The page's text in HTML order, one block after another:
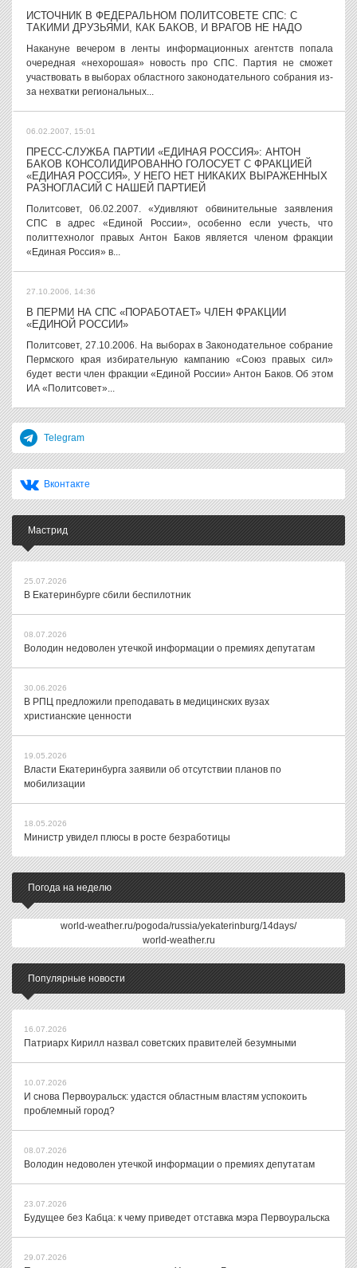
ИСТОЧНИК В ФЕДЕРАЛЬНОМ ПОЛИТСОВЕТЕ СПС: С
ТАКИМИ ДРУЗЬЯМИ, КАК БАКОВ, И ВРАГОВ НЕ НАДО
Накануне вечером в ленты информационных агентств попала
очередная «нехорошая» новость про СПС. Партия не сможет
участвовать в выборах областного законодательного собрания из-
за нехватки региональных...
06.02.2007, 15:01
ПРЕСС-СЛУЖБА ПАРТИИ «ЕДИНАЯ РОССИЯ»: АНТОН
БАКОВ КОНСОЛИДИРОВАННО ГОЛОСУЕТ С ФРАКЦИЕЙ
«ЕДИНАЯ РОССИЯ», У НЕГО НЕТ НИКАКИХ ВЫРАЖЕННЫХ
РАЗНОГЛАСИЙ С НАШЕЙ ПАРТИЕЙ
Политсовет, 06.02.2007. «Удивляют обвинительные заявления
СПС в адрес «Единой России», особенно если учесть, что
политтехнолог правых Антон Баков является членом фракции
«Единая Россия» в...
27.10.2006, 14:36
В ПЕРМИ НА СПС «ПОРАБОТАЕТ» ЧЛЕН ФРАКЦИИ
«ЕДИНОЙ РОССИИ»
Политсовет, 27.10.2006. На выборах в Законодательное собрание
Пермского края избирательную кампанию «Союз правых сил»
будет вести член фракции «Единой России» Антон Баков. Об этом
ИА «Политсовет»...
Telegram
Вконтакте
Мастрид
25.07.2026
В Екатеринбурге сбили беспилотник
08.07.2026
Володин недоволен утечкой информации о премиях депутатам
30.06.2026
В РПЦ предложили преподавать в медицинских вузах
христианские ценности
19.05.2026
Власти Екатеринбурга заявили об отсутствии планов по
мобилизации
18.05.2026
Министр увидел плюсы в росте безработицы
Погода на неделю
world-weather.ru/pogoda/russia/yekaterinburg/14days/
world-weather.ru
Популярные новости
16.07.2026
Патриарх Кирилл назвал советских правителей безумными
10.07.2026
И снова Первоуральск: удастся областным властям успокоить
проблемный город?
08.07.2026
Володин недоволен утечкой информации о премиях депутатам
23.07.2026
Будущее без Кабца: к чему приведет отставка мэра Первоуральска
29.07.2026